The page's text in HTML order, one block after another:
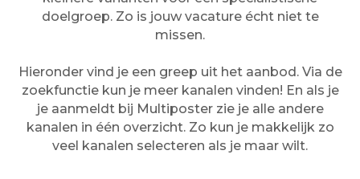
doelgroep. Zo is jouw vacature écht niet te
missen.
Hieronder vind je een greep uit het aanbod. Via de
zoekfunctie kun je meer kanalen vinden! En als je
je aanmeldt bij Multiposter zie je alle andere
kanalen in één overzicht. Zo kun je makkelijk zo
veel kanalen selecteren als je maar wilt.